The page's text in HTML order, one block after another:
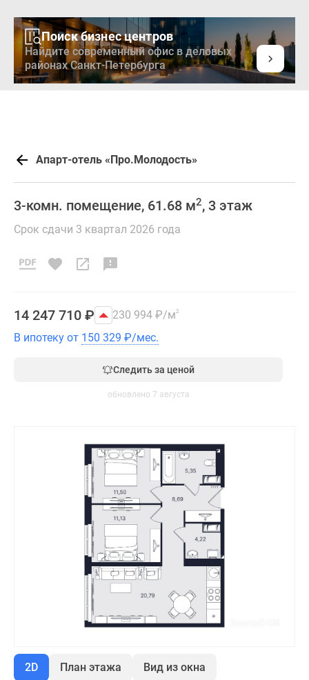
Поиск бизнес центров
Найдите современный офис в деловых
районах Санкт-Петербурга
Апарт-отель «Про.Молодость»
3-комн. помещение, 61.68 м2, 3 этаж
Срок сдачи 3 квартал 2026 года
14 247 710 ₽ 230 994 ₽/м2
В ипотеку от 150 329 ₽/мес.
Следить за ценой
обновлено 7 августа
2D План этажа Вид из окна